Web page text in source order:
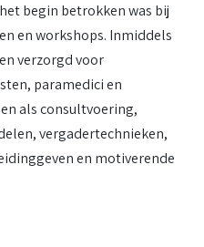
begin betrokken was bij
en workshops. Inmiddels
verzorgd voor
paramedici en
als consultvoering,
vergadertechnieken,
en motiverende